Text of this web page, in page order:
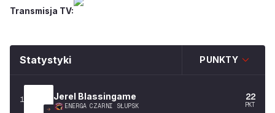
Transmisja TV:
Statystyki PUNKTY
1 Jerel Blassingame
ENERGA CZARNI SŁUPSK
22
PKT